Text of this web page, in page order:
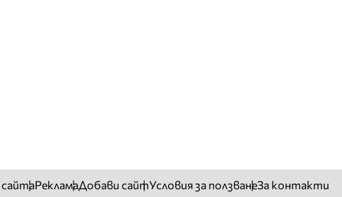
сайтаРекламаДобави сайтУсловия за ползванеЗа контакти